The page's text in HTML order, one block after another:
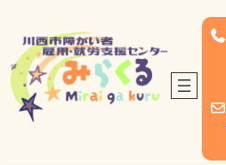
を
ス
キ